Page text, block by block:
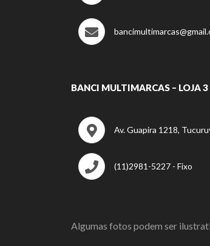
BANCI MULTIMARCAS – LOJA 3
Av. Guapira 1218,
(11)2981-5227 - Fixo
Algumas fotos podem ser